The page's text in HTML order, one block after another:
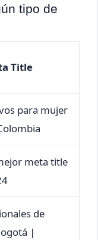
tipo de
Title
para mujer
meta title
de
|